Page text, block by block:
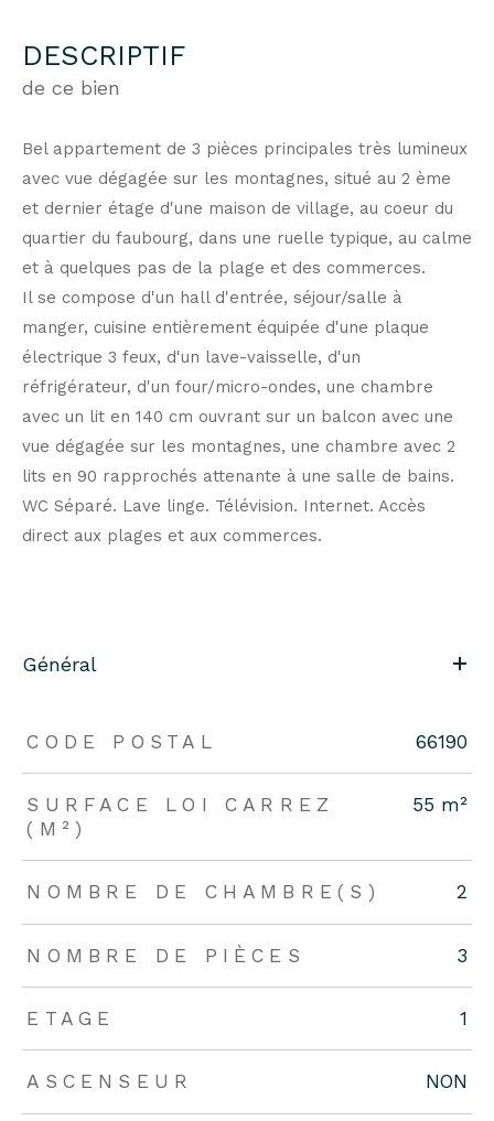
DESCRIPTIF
de ce bien
Bel appartement de 3 pièces principales très lumineux
avec vue dégagée sur les montagnes, situé au 2 ème
et dernier étage d'une maison de village, au coeur du
quartier du faubourg, dans une ruelle typique, au calme
et à quelques pas de la plage et des commerces.
Il se compose d'un hall d'entrée, séjour/salle à
manger, cuisine entièrement équipée d'une plaque
électrique 3 feux, d'un lave-vaisselle, d'un
réfrigérateur, d'un four/micro-ondes, une chambre
avec un lit en 140 cm ouvrant sur un balcon avec une
vue dégagée sur les montagnes, une chambre avec 2
lits en 90 rapprochés attenante à une salle de bains.
WC Séparé. Lave linge. Télévision. Internet. Accès
direct aux plages et aux commerces.
Général
CODE POSTAL 66190
SURFACE LOI CARREZ
(M²)
55 m²
NOMBRE DE CHAMBRE(S) 2
NOMBRE DE PIÈCES 3
ETAGE 1
ASCENSEUR NON